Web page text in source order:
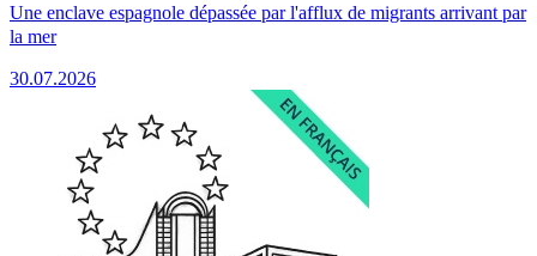
Une enclave espagnole dépassée par l'afflux de migrants arrivant par
la mer
30.07.2026